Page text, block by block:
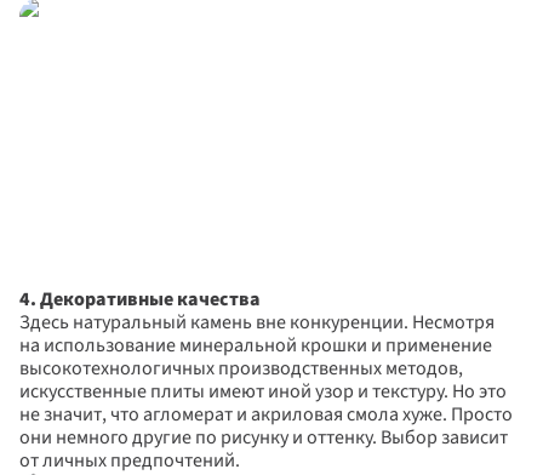
4. Декоративные качества
Здесь натуральный камень вне конкуренции. Несмотря
на использование минеральной крошки и применение
высокотехнологичных производственных методов,
искусственные плиты имеют иной узор и текстуру. Но это
не значит, что агломерат и акриловая смола хуже. Просто
они немного другие по рисунку и оттенку. Выбор зависит
от личных предпочтений.